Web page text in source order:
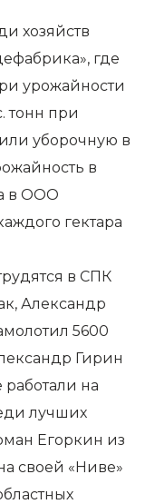
хозяйств
где
урожайности
тонн при
уборочную в
в
в ООО
гектара
в СПК
Александр
5600
Гирин
на
лучших
Егоркин из
своей «Ниве»